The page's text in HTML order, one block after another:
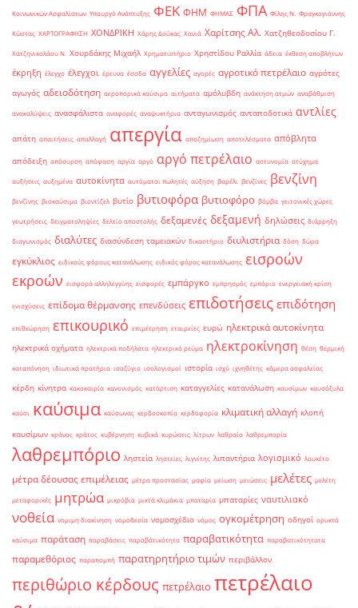
Κοινωνικών Ασφαλίσεων Υπουργό Ανάπτυξης ΦΕΚ ΦΗΜ ΦΗΜΑΣ ΦΠΑ Φίλης Ν. Φραγκογιάννης
Κώστας ΧΑΡΤΟΓΡΑΦΗΣΗ ΧΟΝΔΡΙΚΗ Χάρης Δούκας Χανιά Χαρίτσης Αλ. Χατζηθεοδοσίου Γ.
Χατζηνικολάου Ν. Χουρδάκης Μιχαήλ Χρηματιστήριο Χρηστίδου Ραλλία άδεια έκθεση αποβλήτων
έκρηξη έλεγχο έλεγχοι έρευνα έσοδα αγγελίες αγορές αγροτικό πετρέλαιο αγρότες
αγωγός αδειοδότηση αεροπορικά καύσιμα αιτήματα αμόλυβδη ανάκτηση ατμών αναβάθμιση
ανακαλύψεις ανασφάλιστα αναφορές αναψυκτήρια ανταγωνισμός ανταποδοτικά αντλίες
απάτη απαιτήσεις απαλλαγή απεργία αποζημίωση αποτελέσματα απόβλητα
απόδειξη απόσυρση απόφαση αργία αργό αργό πετρέλαιο αστυνομία ατύχημα
αυξήσεις αυξημένα αυτοκίνητα αυτόματοι πωλητές αύξηση βαρέλι βενζίνες βενζίνη
βενζίνης βιοκαύσιμα βιοντίζελ βυτίο βυτιοφόρα βυτιοφόρο βόμβα γειτονικές χώρες
γεωτρήσεις δειγματοληψίες δελτίο αποστολής δεξαμενές δεξαμενή δηλώσεις διάρρηξη
διαγωνισμός διαλύτες διασύνδεση ταμειακών δικαστήριο διυλιστήρια δόση δώρα
εγκύκλιος ειδικούς φόρους κατανάλωσης ειδικός φόρος κατανάλωσης εισροών
εκροών εισφορά αλληλεγγύης εισφορές εμπάργκο εμπρησμός εμπόριο ενεργειακή κρίση
ενισχύσεις επίδομα θέρμανσης επενδύσεις επιδοτήσεις επιδότηση
επιθεώρηση επικουρικό επιμέτρηση εταιρείες ευρώ ηλεκτρικά αυτοκίνητα
ηλεκτρικά οχήματα ηλεκτρικά ποδήλατα ηλεκτρικό ρεύμα ηλεκτροκίνηση θέση θερμική
καταπόνηση ιδιωτικά πρατήρια ισοζύγιο ισολογισμοί ιστορία ισχύ ιχνηθέτης κάμερα ασφαλείας
κέρδη κίνητρα κακοκαιρία κανονισμός κατάρτιση καταγγελίες κατανάλωση καυσίμων καυσόξυλα
καύσι καύσιμα καύσωνας κερδοσκοπία κερδοφορία κλιματική αλλαγή κλοπή
καυσίμων κράνος κράτος κυβέρνηση κυβικά κυρώσεις λίτρων λαθραία λαθρεμπορία
λαθρεμπόριο ληστεία ληστείες λιγνίτης λιπαντήρια λογισμικό λουκέτο
μέτρα δέουσας επιμέλειας μέτρα προστασίας μαφία μείωση μειώσεις μελέτες μελέτη
μεταφορικές μητρώα μικρόβια μικτά κλιμάκια μπαταρία μπαταρίες ναυτιλιακό
νοθεία νομιμη διακίνηση νομοθεσία νομοσχέδιο νόμος ογκομέτρηση οδηγοί ορυκτά
καύσιμα παράταση παραβάσεις παραβάτικότητα παραβατικότητα παραβατικότητατα
παραμεθόριος παραπομπή παρατηρητήριο τιμών περιβάλλον
περιθώριο κέρδους πετρέλαιο πετρέλαιο